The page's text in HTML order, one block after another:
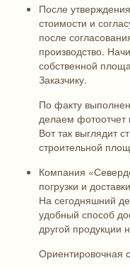
После
стоимости и
после
производство.
собственной
Заказчику.
По факту
делаем
Вот так выглядит
строительной
Компания
погрузки и
На сегодняшний
удобный способ
другой продукции
Ориентировочная